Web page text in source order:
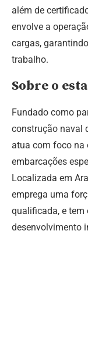
além de
envolve a
cargas,
trabalho.
Sobre o
Fundado como
construção naval
atua com foco na
embarcações
Localizada em
emprega uma
qualificada, e
desenvolvimento